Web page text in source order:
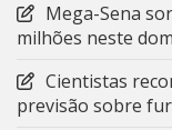
Mega-Sena
milhões neste
Cientistas
previsão sobre